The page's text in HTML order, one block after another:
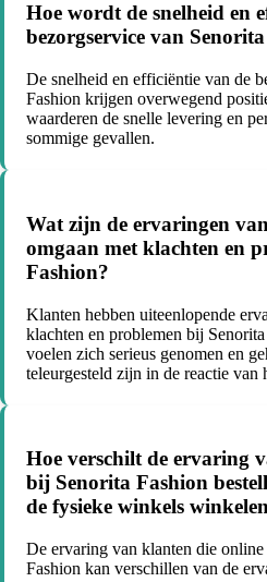
Hoe wordt de snelheid en
bezorgservice van
De snelheid en efficiëntie van de
Fashion krijgen overwegend
waarderen de snelle levering en
sommige gevallen.
Wat zijn de ervaringen
omgaan met klachten en
Fashion?
Klanten hebben uiteenlopende
klachten en problemen bij
voelen zich serieus genomen en
teleurgesteld zijn in de reactie van
Hoe verschilt de ervaring
bij Senorita Fashion
de fysieke winkels
De ervaring van klanten die
Fashion kan verschillen van de